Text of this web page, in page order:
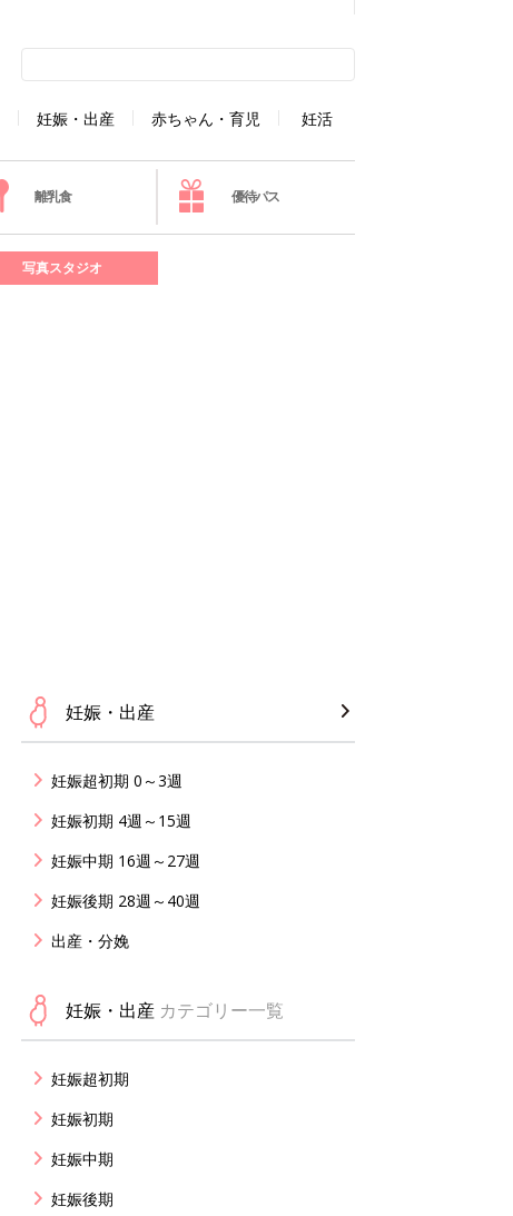
妊娠・出産 赤ちゃん・育児 妊活
離乳食 優待パス
写真スタジオ
妊娠・出産
妊娠超初期 0～3週
妊娠初期 4週～15週
妊娠中期 16週～27週
妊娠後期 28週～40週
出産・分娩
妊娠・出産 カテゴリー一覧
妊娠超初期
妊娠初期
妊娠中期
妊娠後期